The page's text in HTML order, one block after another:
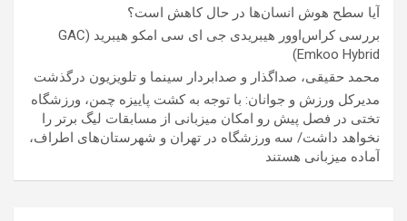
آیا سطح هوش انسان‌ها در حال کاهش است؟
بررسی کراس‌اوور هیبریدی جی ای سی امکو هیبرید (GAC
Emkoo Hybrid)
محمد حقیقی، صداگذار و صدابردار سینما و تلویزیون درگذشت
مدیرکل ورزش و جوانان: با توجه به کشت پاییزه چمن، ورزشگاه
تختی در فصل پیش رو امکان میزبانی از مسابقات لیگ برتر را
نخواهد داشت/ سه ورزشگاه در تهران و شهرستان‌های اطراف،
آماده میزبانی هستند